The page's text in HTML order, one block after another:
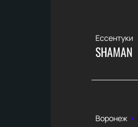
Ессентуки
SHAMAN
Воронеж